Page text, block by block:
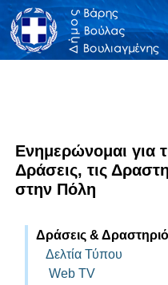
Ενημερώνομαι για
Δράσεις, τις
στην Πόλη
Δράσεις &
Δελτία Τύπου
Web TV